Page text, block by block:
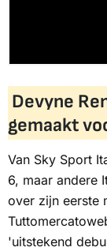
Devyne
gemaakt
Van Sky Sport
6, maar andere
over zijn eerste
'uitstekend